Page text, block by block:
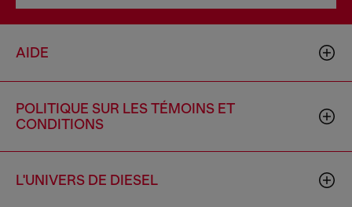
AIDE
POLITIQUE SUR LES TÉMOINS ET
CONDITIONS
L'UNIVERS DE DIESEL